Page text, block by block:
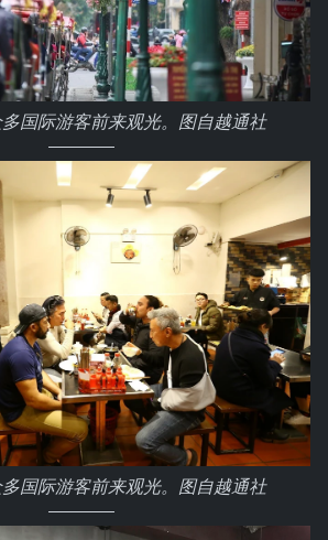
国际游客前来观光。图自越通社
国际游客前来观光。图自越通社